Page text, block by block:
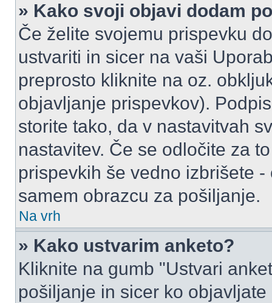
» Kako svoji objavi dodam
Če želite svojemu prispevku
ustvariti in sicer na vaši
preprosto kliknite na oz.
objavljanje prispevkov).
storite tako, da v nastavitvah
nastavitev. Če se odločite za
prispevkih še vedno izbrišete
samem obrazcu za pošiljanje.
Na vrh
» Kako ustvarim anketo?
Kliknite na gumb "Ustvari
pošiljanje in sicer ko